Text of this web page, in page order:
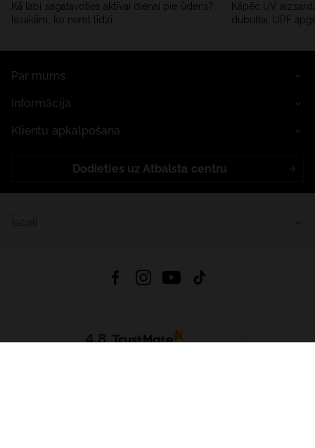
Kā labi sagatavoties aktīvai dienai pie ūdens?
Iesakām, ko ņemt līdzi
Kāpēc UV
dubultai: UPF
Par mums
Informācija
Klientu apkalpošana
Dodieties uz Atbalsta centru
4.8